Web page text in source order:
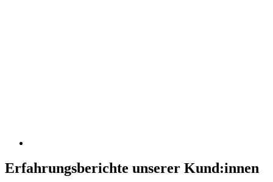
Erfahrungsberichte unserer Kund:innen